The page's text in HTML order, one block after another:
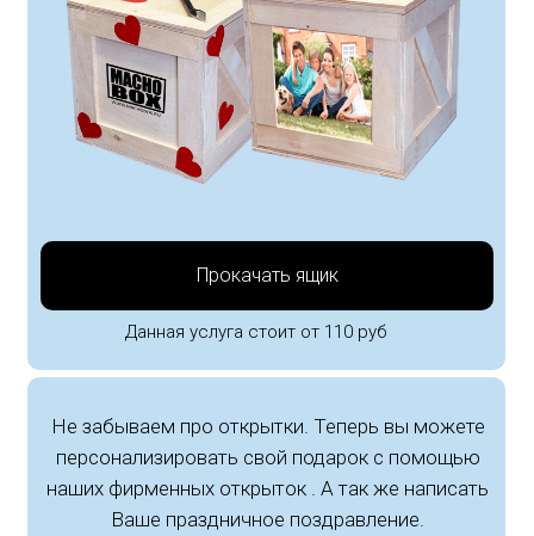
Прокачать ящик
Не забываем про открытки. Теперь вы можете
персонализировать свой подарок с помощью
наших фирменных открыток . А так же написать
Ваше праздничное поздравление.
Данная услуга стоит от 110 руб